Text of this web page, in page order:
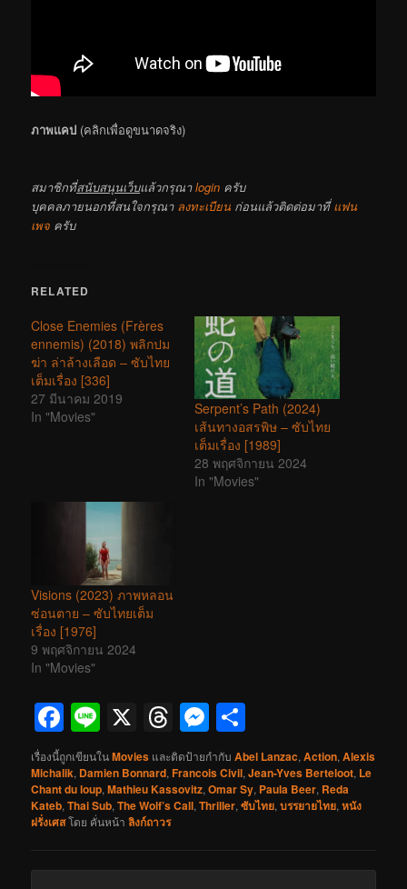
ภาพแคป (คลิกเพื่อดูขนาดจริง)
สมาชิกที่สนับสนุนเว็บแล้วกรุณาlogin ครับ
บุคคลภายนอกที่สนใจกรุณา ลงทะเบียน ก่อนแล้วติดต่อมาที่แฟน
เพจ ครับ
RELATED
Close Enemies (Frères
ennemis) (2018) พลิกปม
ฆ่า ล่าล้างเลือด – ซับไทย
เต็มเรื่อง [336]
27 มีนาคม 2019
In "Movies"
Serpent’s Path (2024)
เส้นทางอสรพิษ – ซับไทย
เต็มเรื่อง [1989]
28 พฤศจิกายน 2024
In "Movies"
Visions (2023) ภาพหลอน
ซ่อนตาย – ซับไทยเต็ม
เรื่อง [1976]
9 พฤศจิกายน 2024
In "Movies"
Facebook
Line
X Threads
Messenger
เรื่องนี้ถูกเขียนในMovies และติดป้ายกำกับAbel Lanzac,Action,Alexis
Michalik, Damien Bonnard,Francois Civil,Jean-Yves Berteloot, Le
Chant du loup,Mathieu Kassovitz,Omar Sy, Paula Beer, Reda
Kateb,Thai Sub,The Wolf’s Call,Thriller,ซับไทย,บรรยายไทย,หนัง
ฝรั่งเศสโดย คั่นหน้าลิงก์ถาวร